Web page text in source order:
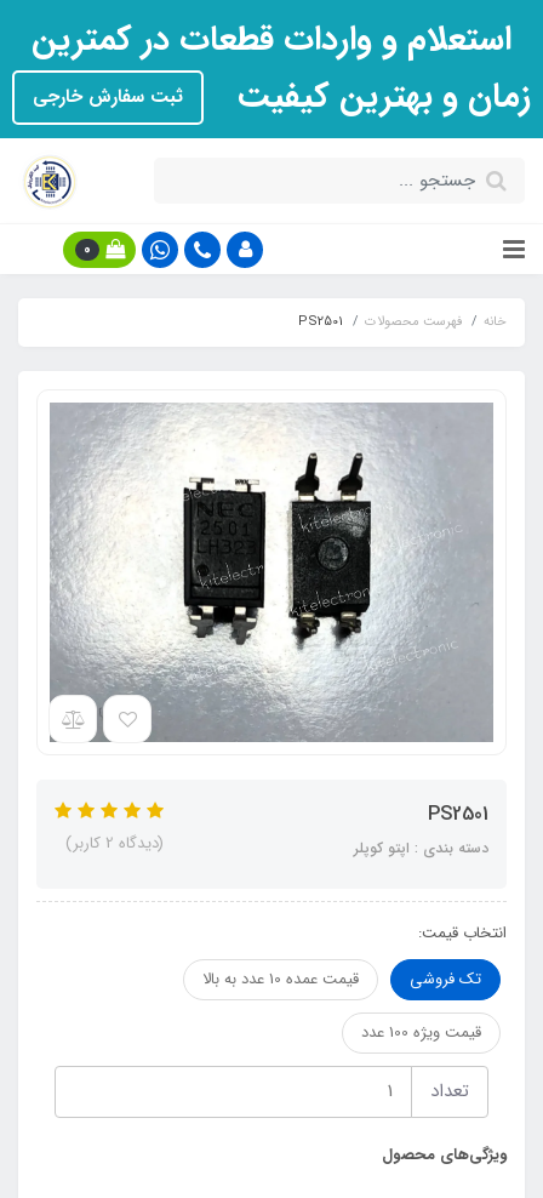
استعلام و واردات قطعات در کمترین
زمان و بهترین کیفیت
ثبت سفارش خارجی
0
خانه فهرست محصولات PS2501
PS2501
دسته بندی : اپتو کوپلر (دیدگاه 2 کاربر)
انتخاب قیمت:
تک فروشی
قیمت عمده 10 عدد به بالا
قیمت ویژه 100 عدد
تعداد
ویژگی‌های محصول